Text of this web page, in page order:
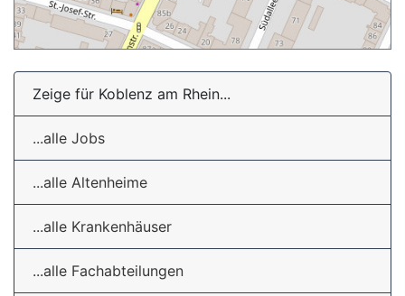
Zeige für Koblenz am Rhein...
...alle Jobs
...alle Altenheime
...alle Krankenhäuser
...alle Fachabteilungen